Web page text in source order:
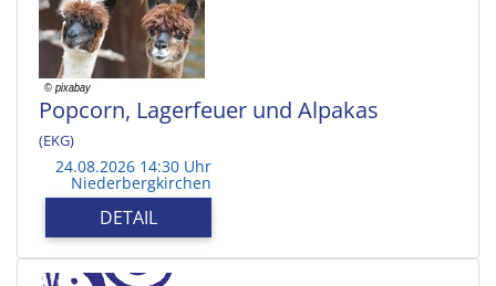
Popcorn, Lagerfeuer und Alpakas
(EKG)
24.08.2026 14:30 Uhr
Niederbergkirchen
DETAIL